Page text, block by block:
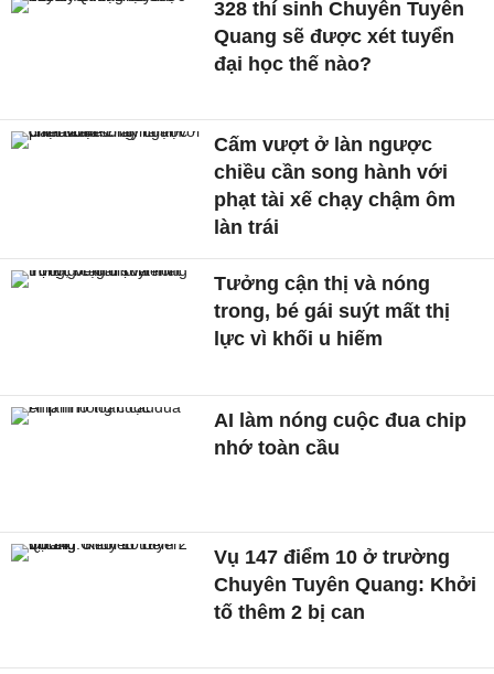
328 thí sinh Chuyên Tuyên
Quang sẽ được xét tuyển
đại học thế nào?
Cấm vượt ở làn ngược
chiều cần song hành với
phạt tài xế chạy chậm ôm
làn trái
Tưởng cận thị và nóng
trong, bé gái suýt mất thị
lực vì khối u hiếm
AI làm nóng cuộc đua chip
nhớ toàn cầu
Vụ 147 điểm 10 ở trường
Chuyên Tuyên Quang: Khởi
tố thêm 2 bị can